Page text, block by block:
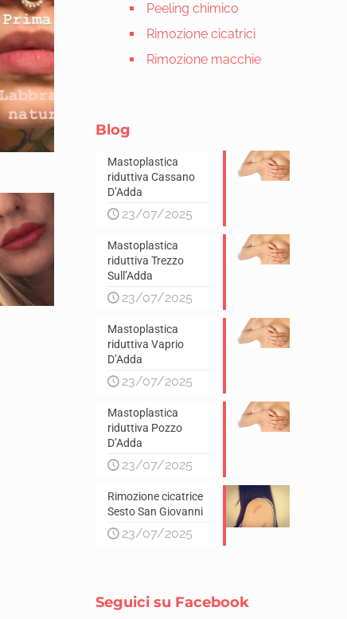
Peeling chimico
Rimozione cicatrici
Rimozione macchie
Blog
Mastoplastica
riduttiva Cassano
D’Adda
23/07/2025
Mastoplastica
riduttiva Trezzo
Sull’Adda
23/07/2025
Mastoplastica
riduttiva Vaprio
D’Adda
23/07/2025
Mastoplastica
riduttiva Pozzo
D’Adda
23/07/2025
Rimozione cicatrice
Sesto San Giovanni
23/07/2025
Seguici su Facebook